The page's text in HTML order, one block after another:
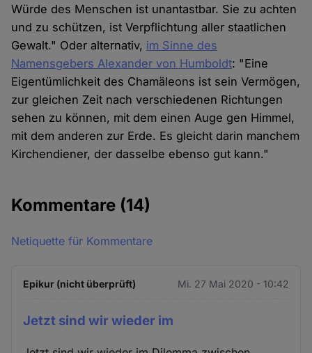
Würde des Menschen ist unantastbar. Sie zu achten
und zu schützen, ist Verpflichtung aller staatlichen
Gewalt." Oder alternativ, im Sinne des
Namensgebers Alexander von Humboldt: "Eine
Eigentümlichkeit des Chamäleons ist sein Vermögen,
zur gleichen Zeit nach verschiedenen Richtungen
sehen zu können, mit dem einen Auge gen Himmel,
mit dem anderen zur Erde. Es gleicht darin manchem
Kirchendiener, der dasselbe ebenso gut kann."
Kommentare (14)
Netiquette für Kommentare
Epikur (nicht überprüft) Mi. 27 Mai 2020 - 10:42
Jetzt sind wir wieder im